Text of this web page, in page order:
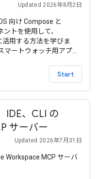
Updated 2026年8月2日
向け Compose と
トを使用して、
用する方法を学びま
ートウォッチ用アプリ
Start
IDE、CLI の
サーバー
Updated 2026年7月31日
Workspace MCP サーバ